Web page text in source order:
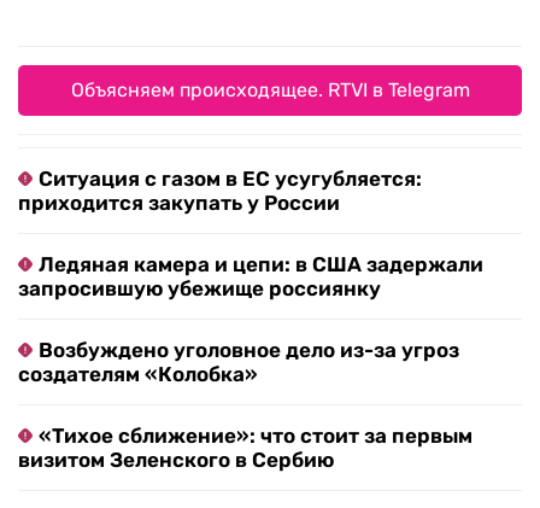
Объясняем происходящее. RTVI в Telegram
Ситуация с газом в ЕС усугубляется:
приходится закупать у России
Ледяная камера и цепи: в США задержали
запросившую убежище россиянку
Возбуждено уголовное дело из-за угроз
создателям «Колобка»
«Тихое сближение»: что стоит за первым
визитом Зеленского в Сербию